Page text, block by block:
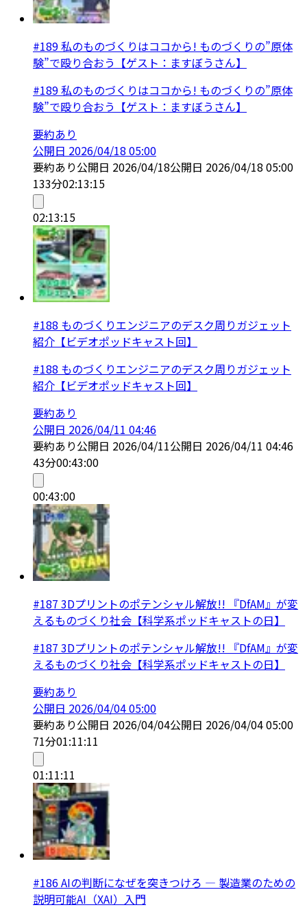
#189 私のものづくりはココから! ものづくりの”原体
験”で殴り合おう【ゲスト：ますぼうさん】
#189 私のものづくりはココから! ものづくりの”原体
験”で殴り合おう【ゲスト：ますぼうさん】
要約あり
公開日 2026/04/18 05:00
要約あり公開日 2026/04/18公開日 2026/04/18 05:00
133分02:13:15
02:13:15
#188 ものづくりエンジニアのデスク周りガジェット
紹介【ビデオポッドキャスト回】
#188 ものづくりエンジニアのデスク周りガジェット
紹介【ビデオポッドキャスト回】
要約あり
公開日 2026/04/11 04:46
要約あり公開日 2026/04/11公開日 2026/04/11 04:46
43分00:43:00
00:43:00
#187 3Dプリントのポテンシャル解放!! 『DfAM』が変
えるものづくり社会【科学系ポッドキャストの日】
#187 3Dプリントのポテンシャル解放!! 『DfAM』が変
えるものづくり社会【科学系ポッドキャストの日】
要約あり
公開日 2026/04/04 05:00
要約あり公開日 2026/04/04公開日 2026/04/04 05:00
71分01:11:11
01:11:11
#186 AIの判断になぜを突きつけろ — 製造業のための
説明可能AI（XAI）入門